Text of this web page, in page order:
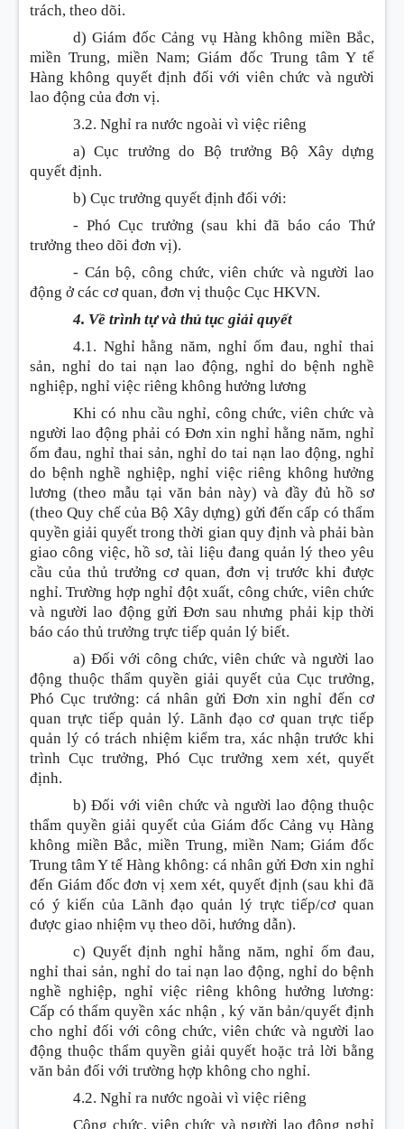
trách, theo dõi.
d) Giám đốc Cảng vụ Hàng không miền Bắc,
miền Trung, miền Nam; Giám đốc Trung tâm Y tế
Hàng không quyết định đối với viên chức và người
lao động của đơn vị.
3.2. Nghỉ ra nước ngoài vì việc riêng
a) Cục trưởng do Bộ trưởng Bộ Xây dựng
quyết định.
b) Cục trưởng quyết định đối với:
- Phó Cục trưởng (sau khi đã báo cáo Thứ
trưởng theo dõi đơn vị).
- Cán bộ, công chức, viên chức và người lao
động ở các cơ quan, đơn vị thuộc Cục HKVN.
4. Về trình tự và thủ tục giải quyết
4.1. Nghỉ hằng năm, nghỉ ốm đau, nghỉ thai
sản, nghỉ do tai nạn lao động, nghỉ do bệnh nghề
nghiệp, nghỉ việc riêng không hưởng lương
Khi có nhu cầu nghỉ, công chức, viên chức và
người lao động phải có Đơn xin nghỉ hằng năm, nghỉ
ốm đau, nghỉ thai sản, nghỉ do tai nạn lao động, nghỉ
do bệnh nghề nghiệp, nghỉ việc riêng không hưởng
lương (theo mẫu tại văn bản này) và đầy đủ hồ sơ
(theo Quy chế của Bộ Xây dựng) gửi đến cấp có thẩm
quyền giải quyết trong thời gian quy định và phải bàn
giao công việc, hồ sơ, tài liệu đang quản lý theo yêu
cầu của thủ trưởng cơ quan, đơn vị trước khi được
nghỉ. Trường hợp nghỉ đột xuất, công chức, viên chức
và người lao động gửi Đơn sau nhưng phải kịp thời
báo cáo thủ trưởng trực tiếp quản lý biết.
a) Đối với công chức, viên chức và người lao
động thuộc thẩm quyền giải quyết của Cục trưởng,
Phó Cục trưởng: cá nhân gửi Đơn xin nghỉ đến cơ
quan trực tiếp quản lý. Lãnh đạo cơ quan trực tiếp
quản lý có trách nhiệm kiểm tra, xác nhận trước khi
trình Cục trưởng, Phó Cục trưởng xem xét, quyết
định.
b) Đối với viên chức và người lao động thuộc
thẩm quyền giải quyết của Giám đốc Cảng vụ Hàng
không miền Bắc, miền Trung, miền Nam; Giám đốc
Trung tâm Y tế Hàng không: cá nhân gửi Đơn xin nghỉ
đến Giám đốc đơn vị xem xét, quyết định (sau khi đã
có ý kiến của Lãnh đạo quản lý trực tiếp/cơ quan
được giao nhiệm vụ theo dõi, hướng dẫn).
c) Quyết định nghỉ hằng năm, nghỉ ốm đau,
nghỉ thai sản, nghỉ do tai nạn lao động, nghỉ do bệnh
nghề nghiệp, nghỉ việc riêng không hưởng lương:
Cấp có thẩm quyền xác nhận , ký văn bản/quyết định
cho nghỉ đối với công chức, viên chức và người lao
động thuộc thẩm quyền giải quyết hoặc trả lời bằng
văn bản đối với trường hợp không cho nghỉ.
4.2. Nghỉ ra nước ngoài vì việc riêng
Công chức, viên chức và người lao động nghỉ